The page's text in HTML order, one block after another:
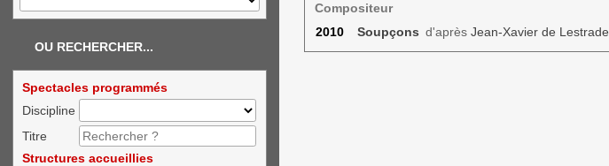
OU RECHERCHER...
Spectacles programmés
Discipline
Titre
Structures accueillies
Compositeur
2010
Soupçons d'après Jean-Xavier de Lestrade